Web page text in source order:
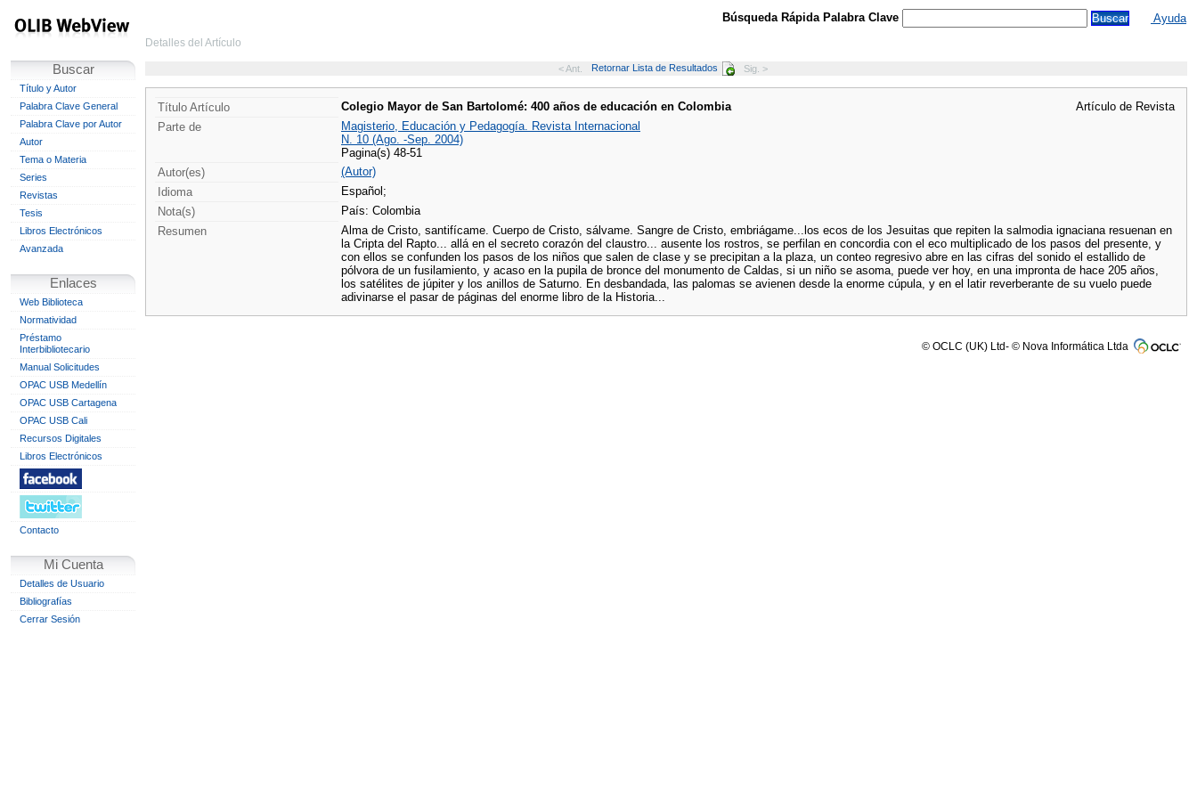
Buscar
Título y Autor
Palabra Clave General
Palabra Clave por Autor
Autor
Tema o Materia
Series
Revistas
Tesis
Libros Electrónicos
Avanzada
Enlaces
Web Biblioteca
Normatividad
Préstamo
Interbibliotecario
Manual Solicitudes
OPAC USB Medellín
OPAC USB Cartagena
OPAC USB Cali
Recursos Digitales
Libros Electrónicos
Contacto
Mi Cuenta
Detalles de Usuario
Bibliografías
Cerrar Sesión
Búsqueda Rápida Palabra Clave Ayuda
Detalles del Artículo
< Ant. Retornar Lista de Resultados Sig. >
Título Artículo Colegio Mayor de San Bartolomé: 400 años de educación en Colombia
Artículo de Revista
Parte de
Magisterio, Educación y Pedagogía. Revista Internacional
N. 10 (Ago. -Sep. 2004)
Pagina(s) 48-51
Autor(es)
(Autor)
Idioma
Español;
Nota(s)
País: Colombia
Resumen
Alma de Cristo, santifícame. Cuerpo de Cristo, sálvame. Sangre de Cristo, embriágame...los ecos de los Jesuitas que repiten la salmodia ignaciana resuenan en
la Cripta del Rapto... allá en el secreto corazón del claustro... ausente los rostros, se perfilan en concordia con el eco multiplicado de los pasos del presente, y
con ellos se confunden los pasos de los niños que salen de clase y se precipitan a la plaza, un conteo regresivo abre en las cifras del sonido el estallido de
pólvora de un fusilamiento, y acaso en la pupila de bronce del monumento de Caldas, si un niño se asoma, puede ver hoy, en una impronta de hace 205 años,
los satélites de júpiter y los anillos de Saturno. En desbandada, las palomas se avienen desde la enorme cúpula, y en el latir reverberante de su vuelo puede
adivinarse el pasar de páginas del enorme libro de la Historia...
© OCLC (UK) Ltd- © Nova Informática Ltda